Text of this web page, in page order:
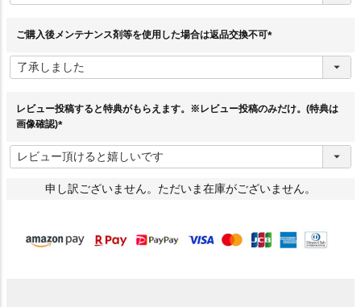
須
ご購入後メンテナンス剤等を使用した場合は返品交換不可
須
レビュー投稿すると特典がもらえます。※レビュー投稿のみだけ。(特典は
画像確認)
必
須
)
申し訳ございません。ただいま在庫がございません。